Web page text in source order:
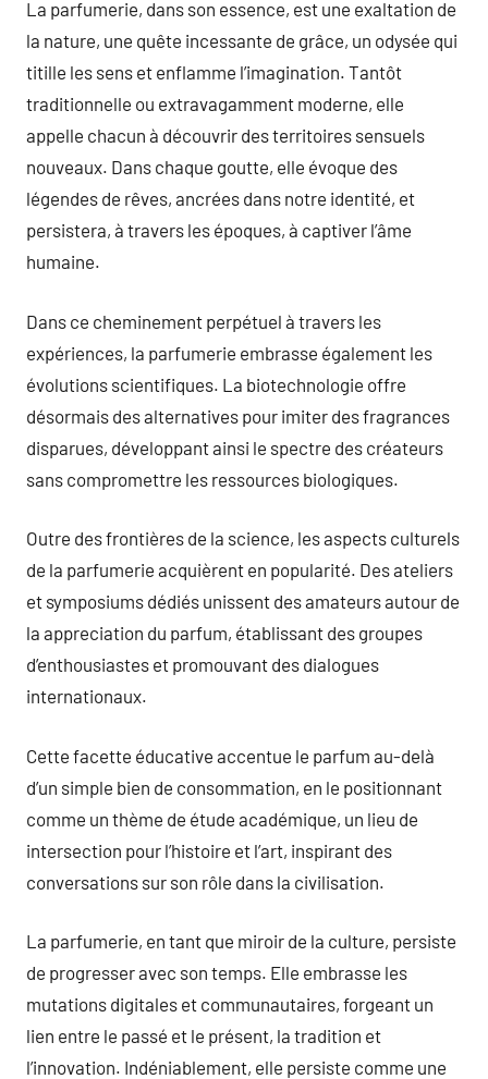
La parfumerie, dans son essence, est une exaltation de
la nature, une quête incessante de grâce, un odysée qui
titille les sens et enflamme l’imagination. Tantôt
traditionnelle ou extravagamment moderne, elle
appelle chacun à découvrir des territoires sensuels
nouveaux. Dans chaque goutte, elle évoque des
légendes de rêves, ancrées dans notre identité, et
persistera, à travers les époques, à captiver l’âme
humaine.
Dans ce cheminement perpétuel à travers les
expériences, la parfumerie embrasse également les
évolutions scientifiques. La biotechnologie offre
désormais des alternatives pour imiter des fragrances
disparues, développant ainsi le spectre des créateurs
sans compromettre les ressources biologiques.
Outre des frontières de la science, les aspects culturels
de la parfumerie acquièrent en popularité. Des ateliers
et symposiums dédiés unissent des amateurs autour de
la appreciation du parfum, établissant des groupes
d’enthousiastes et promouvant des dialogues
internationaux.
Cette facette éducative accentue le parfum au-delà
d’un simple bien de consommation, en le positionnant
comme un thème de étude académique, un lieu de
intersection pour l’histoire et l’art, inspirant des
conversations sur son rôle dans la civilisation.
La parfumerie, en tant que miroir de la culture, persiste
de progresser avec son temps. Elle embrasse les
mutations digitales et communautaires, forgeant un
lien entre le passé et le présent, la tradition et
l’innovation. Indéniablement, elle persiste comme une